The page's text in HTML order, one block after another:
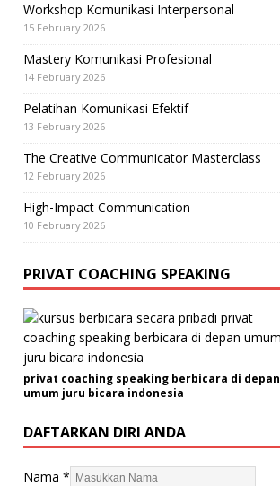
Workshop Komunikasi Interpersonal
15 February 2026
Mastery Komunikasi Profesional
14 February 2026
Pelatihan Komunikasi Efektif
13 February 2026
The Creative Communicator Masterclass
12 February 2026
High-Impact Communication
10 February 2026
PRIVAT COACHING SPEAKING
privat coaching speaking berbicara di depan
umum juru bicara indonesia
DAFTARKAN DIRI ANDA
Nama *